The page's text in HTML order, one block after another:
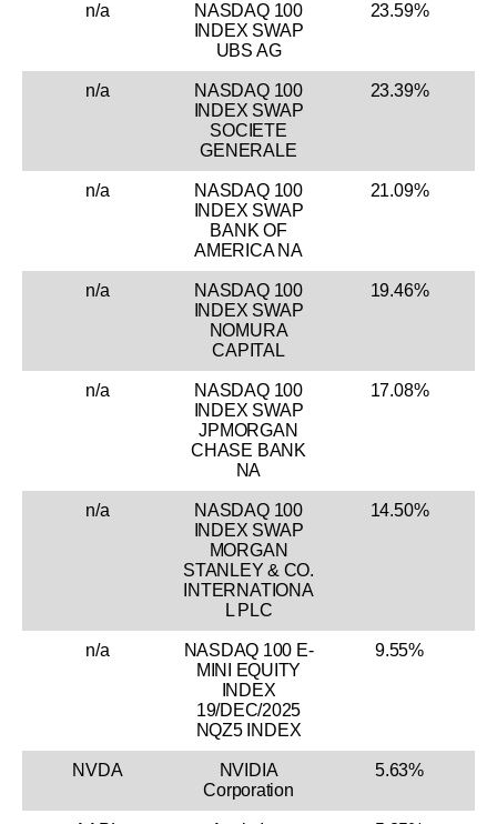
n/a
NASDAQ 100
INDEX SWAP
UBS AG
23.59%
n/a
NASDAQ 100
INDEX SWAP
SOCIETE
GENERALE
23.39%
n/a
NASDAQ 100
INDEX SWAP
BANK OF
AMERICA NA
21.09%
n/a
NASDAQ 100
INDEX SWAP
NOMURA
CAPITAL
19.46%
n/a
NASDAQ 100
INDEX SWAP
JPMORGAN
CHASE BANK
NA
17.08%
n/a
NASDAQ 100
INDEX SWAP
MORGAN
STANLEY & CO.
INTERNATIONA
L PLC
14.50%
n/a
NASDAQ 100 E-
MINI EQUITY
INDEX
19/DEC/2025
NQZ5 INDEX
9.55%
NVDA
NVIDIA
Corporation
5.63%